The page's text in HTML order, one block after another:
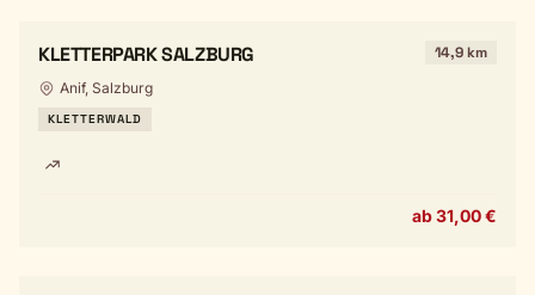
KLETTERPARK SALZBURG 14,9 km
Anif, Salzburg
KLETTERWALD
ab 31,00 €